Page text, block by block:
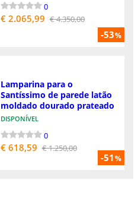
-53%
0
€ 2.065,99 € 4.350,00
-51%
Lamparina para o
Santíssimo de parede latão
moldado dourado prateado
DISPONÍVEL
0
€ 618,59 € 1.250,00